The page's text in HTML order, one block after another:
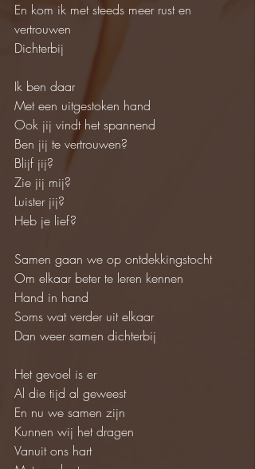
En kom ik met steeds meer rust en
vertrouwen
Dichterbij
Ik ben daar
Met een uitgestoken hand
Ook jij vindt het spannend
Ben jij te vertrouwen?
Blijf jij?
Zie jij mij?
Luister jij?
Heb je lief?
Samen gaan we op ontdekkingstocht
Om elkaar beter te leren kennen
Hand in hand
Soms wat verder uit elkaar
Dan weer samen dichterbij
Het gevoel is er
Al die tijd al geweest
En nu we samen zijn
Kunnen wij het dragen
Vanuit ons hart